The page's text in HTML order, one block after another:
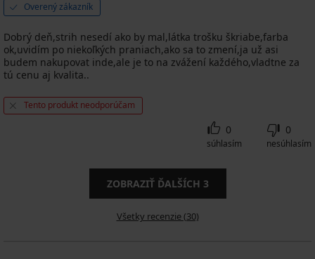
Overený zákazník
Dobrý deň,strih nesedí ako by mal,látka trošku škriabe,farba
ok,uvidím po niekoľkých praniach,ako sa to zmení,ja už asi
budem nakupovat inde,ale je to na zvážení každého,vladtne za
tú cenu aj kvalita..
Tento produkt neodporúčam
0
súhlasím
0
nesúhlasím
ZOBRAZIŤ ĎALŠÍCH 3
Všetky recenzie (30)